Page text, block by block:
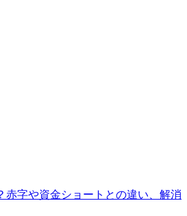
赤字や資金ショートとの違い、解消